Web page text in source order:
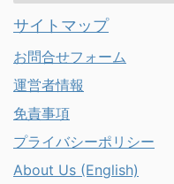
1969年にガレージでボードショ
ーツ（サーフトラ ...
サイトマップ
お問合せフォーム
運営者情報
免責事項
プライバシーポリシー
About Us (English)